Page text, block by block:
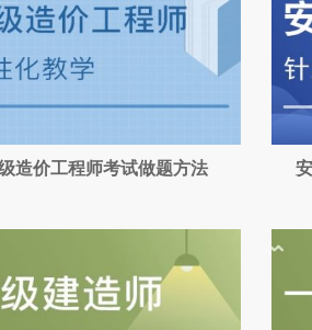
造价工程师考试做题方法